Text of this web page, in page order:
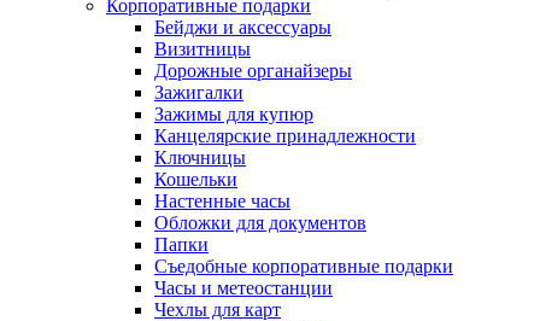
Корпоративные подарки
Бейджи и аксессуары
Визитницы
Дорожные органайзеры
Зажигалки
Зажимы для купюр
Канцелярские принадлежности
Ключницы
Кошельки
Настенные часы
Обложки для документов
Папки
Съедобные корпоративные подарки
Часы и метеостанции
Чехлы для карт